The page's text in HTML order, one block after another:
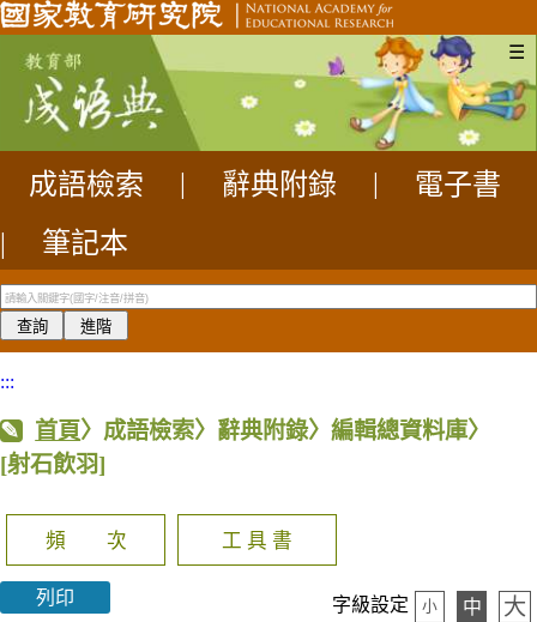
☰
成語檢索 辭典附錄
電子書
|
筆記本
:::
首頁〉成語檢索〉辭典附錄〉編輯總資料庫〉
[射石飲羽]
頻 次 工 具 書
列印 字級設定 小 中 大